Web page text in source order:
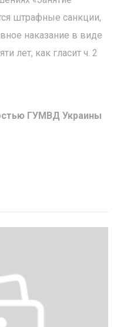
штрафные санкции,
наказание в виде
лет, как гласит ч. 2
ГУМВД Украины